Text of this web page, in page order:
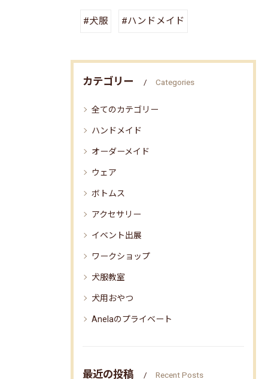
#犬服 #ハンドメイド
カテゴリー Categories
全てのカテゴリー
ハンドメイド
オーダーメイド
ウェア
ボトムス
アクセサリー
イベント出展
ワークショップ
犬服教室
犬用おやつ
Anelaのプライベート
最近の投稿 Recent Posts